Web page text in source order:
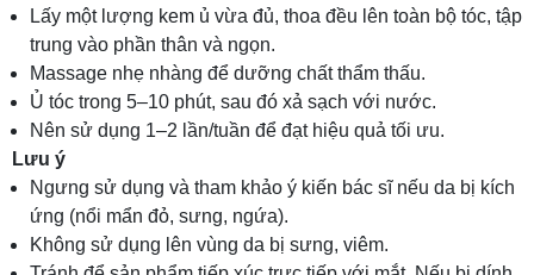
Lấy một lượng kem ủ vừa đủ, thoa đều lên toàn bộ tóc, tập
trung vào phần thân và ngọn.
Massage nhẹ nhàng để dưỡng chất thẩm thấu.
Ủ tóc trong 5–10 phút, sau đó xả sạch với nước.
Nên sử dụng 1–2 lần/tuần để đạt hiệu quả tối ưu.
Lưu ý
Ngưng sử dụng và tham khảo ý kiến bác sĩ nếu da bị kích
ứng (nổi mẩn đỏ, sưng, ngứa).
Không sử dụng lên vùng da bị sưng, viêm.